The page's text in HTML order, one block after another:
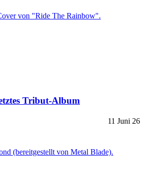
Tribut-Album
11 Juni 26